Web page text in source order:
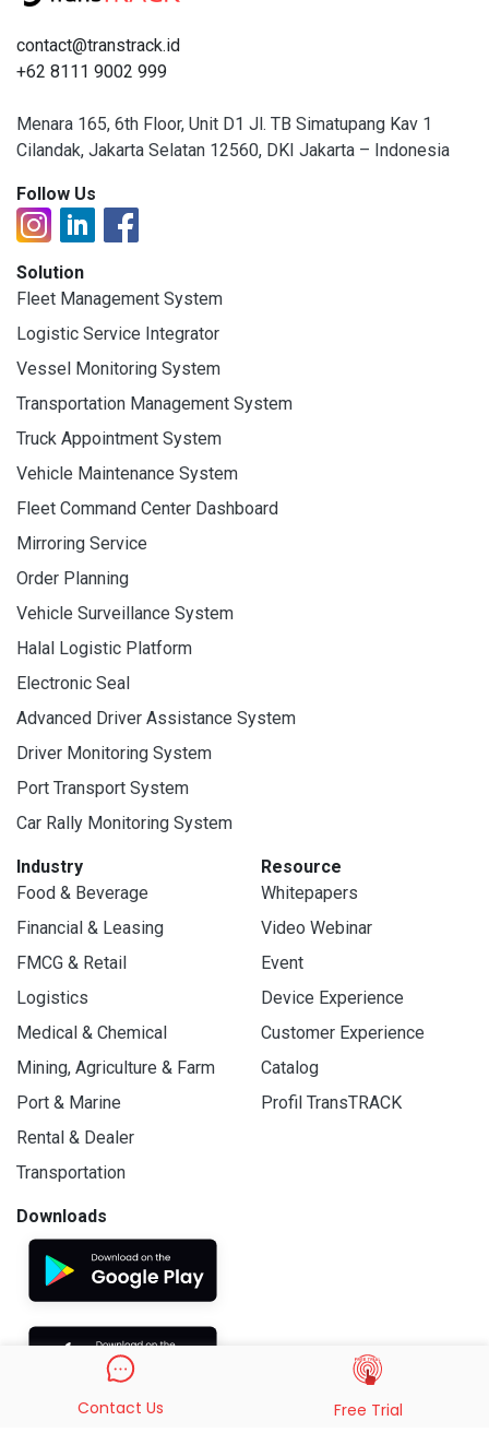
contact@transtrack.id
+62 8111 9002 999
Menara 165, 6th Floor, Unit D1 Jl. TB Simatupang Kav 1
Cilandak, Jakarta Selatan 12560, DKI Jakarta – Indonesia
Follow Us
Solution
Fleet Management System
Logistic Service Integrator
Vessel Monitoring System
Transportation Management System
Truck Appointment System
Vehicle Maintenance System
Fleet Command Center Dashboard
Mirroring Service
Order Planning
Vehicle Surveillance System
Halal Logistic Platform
Electronic Seal
Advanced Driver Assistance System
Driver Monitoring System
Port Transport System
Car Rally Monitoring System
Industry
Food & Beverage
Financial & Leasing
FMCG & Retail
Logistics
Medical & Chemical
Mining, Agriculture & Farm
Port & Marine
Rental & Dealer
Transportation
Resource
Whitepapers
Video Webinar
Event
Device Experience
Customer Experience
Catalog
Profil TransTRACK
Downloads
Contact Us Free Trial